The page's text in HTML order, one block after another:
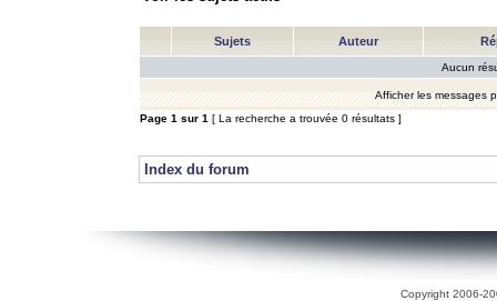
Sujets Auteur
Aucun
Afficher les messages
Page 1 sur 1 [ La recherche a trouvée 0 résultats ]
Index du forum
Copyright 2006-